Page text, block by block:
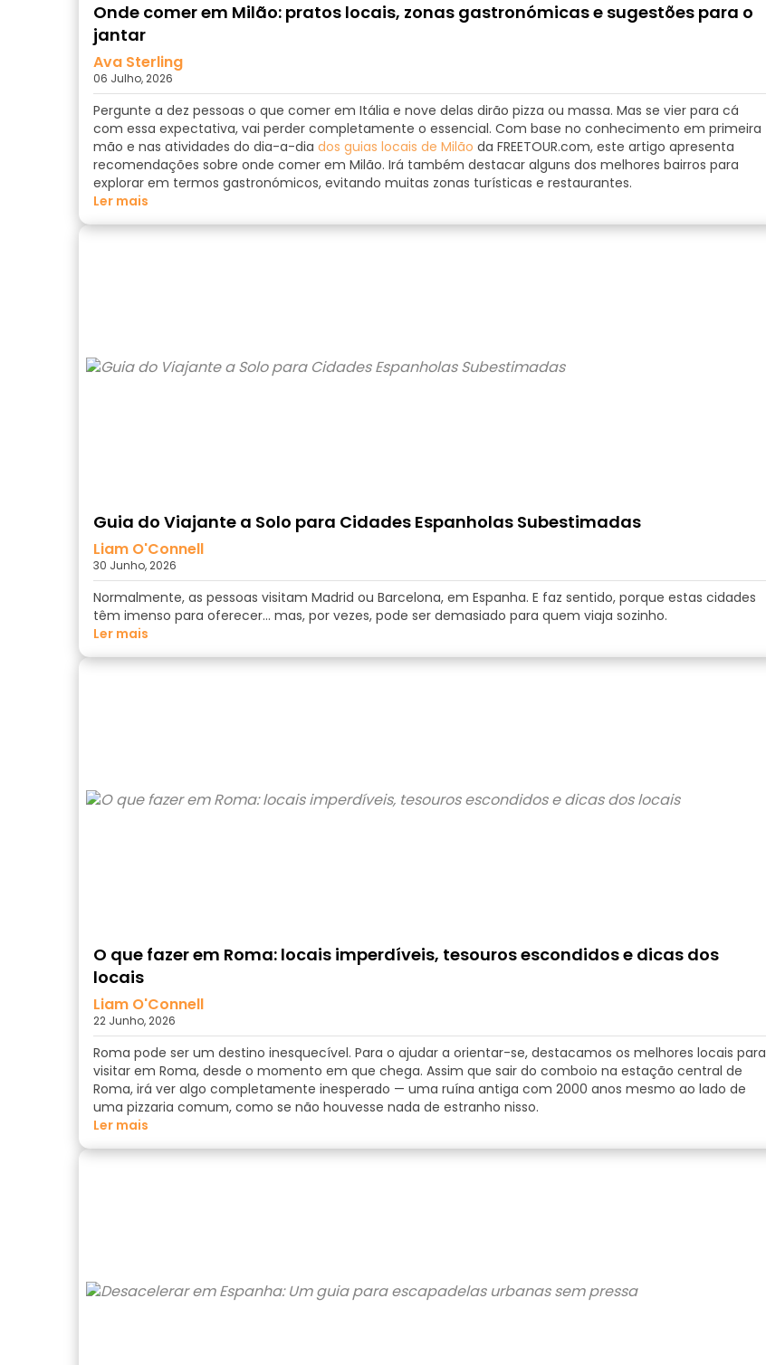
Onde comer em Milão: pratos locais, zonas gastronómicas e sugestões para o
jantar
Ava Sterling
06 Julho, 2026
Pergunte a dez pessoas o que comer em Itália e nove delas dirão pizza ou massa. Mas se vier para cá
com essa expectativa, vai perder completamente o essencial. Com base no conhecimento em primeira
mão e nas atividades do dia-a-dia dos guias locais de Milão da FREETOUR.com, este artigo apresenta
recomendações sobre onde comer em Milão. Irá também destacar alguns dos melhores bairros para
explorar em termos gastronómicos, evitando muitas zonas turísticas e restaurantes.
ler mais
Guia do Viajante a Solo para Cidades Espanholas Subestimadas
Liam O'Connell
30 Junho, 2026
Normalmente, as pessoas visitam Madrid ou Barcelona, em Espanha. E faz sentido, porque estas cidades
têm imenso para oferecer… mas, por vezes, pode ser demasiado para quem viaja sozinho.
ler mais
O que fazer em Roma: locais imperdíveis, tesouros escondidos e dicas dos
locais
Liam O'Connell
22 Junho, 2026
Roma pode ser um destino inesquecível. Para o ajudar a orientar-se, destacamos os melhores locais para
visitar em Roma, desde o momento em que chega. Assim que sair do comboio na estação central de
Roma, irá ver algo completamente inesperado — uma ruína antiga com 2000 anos mesmo ao lado de
uma pizzaria comum, como se não houvesse nada de estranho nisso.
ler mais